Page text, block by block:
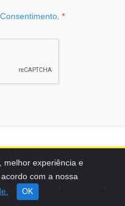
melhor experiência e
com a nossa
OK
*
002 | BRASÍLIA (DF) | +55